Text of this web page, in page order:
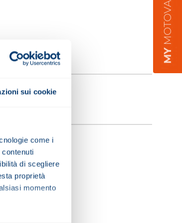
sui cookie
come i
di scegliere
proprietà
momento